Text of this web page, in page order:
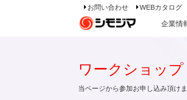
お問い合わせ WEBカタログ
企業情
ワークショッ
当ページから参加お申し込み頂けま